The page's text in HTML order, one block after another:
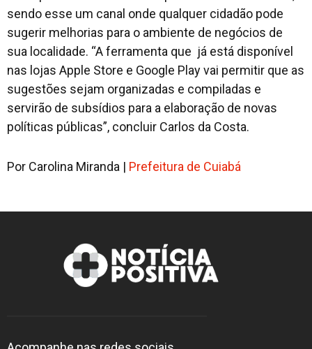
sendo esse um canal onde qualquer cidadão pode
sugerir melhorias para o ambiente de negócios de
sua localidade. “A ferramenta que já está disponível
nas lojas Apple Store e Google Play vai permitir que as
sugestões sejam organizadas e compiladas e
servirão de subsídios para a elaboração de novas
políticas públicas”, concluir Carlos da Costa.
Por Carolina Miranda | Prefeitura de Cuiabá